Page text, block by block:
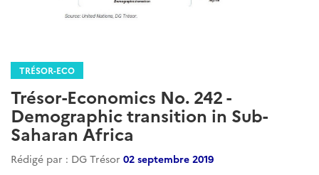
TRÉSOR-ECO
Trésor-Economics No. 242 -
Demographic transition in Sub-
Saharan Africa
Rédigé par : DG Trésor 02 septembre 2019